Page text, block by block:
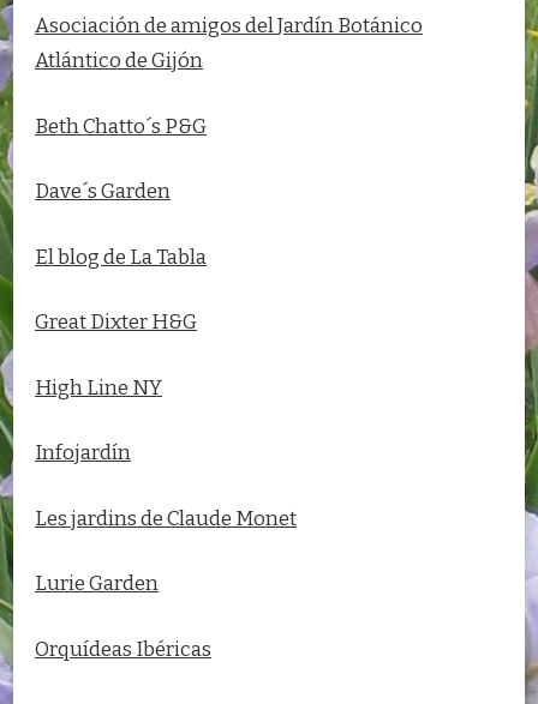
Asociación de amigos delJardín Botánico
Atlántico de Gijón
Beth Chatto´s P&G
Dave´s Garden
El blog de La Tabla
Great Dixter H&G
High Line NY
Infojardín
Les jardins de Claude Monet
Lurie Garden
Orquídeas Ibéricas